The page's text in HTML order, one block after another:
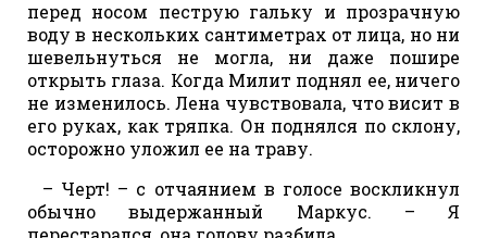
перед носом пеструю гальку и прозрачную
воду в нескольких сантиметрах от лица, но ни
шевельнуться не могла, ни даже пошире
открыть глаза. Когда Милит поднял ее, ничего
не изменилось. Лена чувствовала, что висит в
его руках, как тряпка. Он поднялся по склону,
осторожно уложил ее на траву.
– Черт! – с отчаянием в голосе воскликнул
обычно выдержанный Маркус. – Я